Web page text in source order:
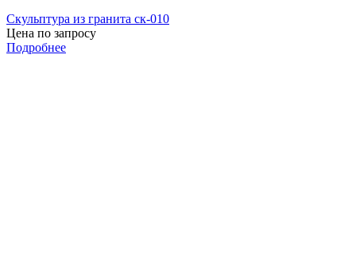
Скульптура из гранита ск-010
Цена по запросу
Подробнее